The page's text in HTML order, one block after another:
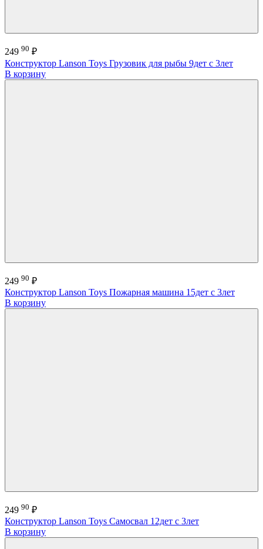
249 90 ₽
Конструктор Lanson Toys Грузовик для рыбы 9дет с 3лет
В корзину
249 90 ₽
Конструктор Lanson Toys Пожарная машина 15дет с 3лет
В корзину
249 90 ₽
Конструктор Lanson Toys Самосвал 12дет с 3лет
В корзину